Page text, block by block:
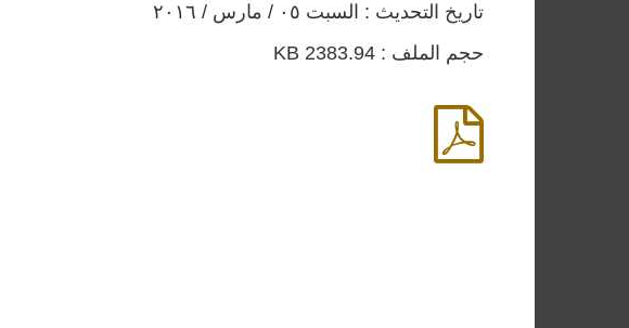
تاريخ التحديث : السبت ٠٥ / مارس / ٢٠١٦
حجم الملف : 2383.94 KB